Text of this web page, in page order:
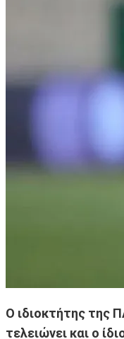
Ο ιδιοκτήτης της
τελειώνει και ο